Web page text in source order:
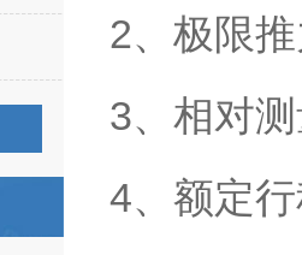
2、极限
3、相对
4、额定